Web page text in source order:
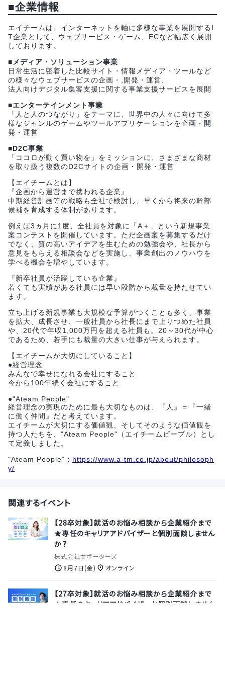
■企業情報
エイチームは、インターネットを軸に多様な事業を展開するI
T企業として、ウェブサービス・ゲーム、ECなど幅広く展開
しております。
■メディア・ソリューション事業
日常生活に密着した比較サイト・情報メディア・ツールなど
の様々なウェブサービスの企画・,開発・運営、
法人向けデジタル集客支援に関する事業支援サービスを展開
■エンターテインメント事業
「人と人のつながり」をテーマに、世界中の人々に向けて多
様なジャンルのゲームやツールアプリケーションを企画・開
発・運営
■D2C事業
「ココロが動く買い物を」をミッションに、さまざまな商材
を取り扱う複数のD2Cサイトの企画・開発・運営
【エイチームとは】
『企画から運営まで携われる企業』
中期経営計画等の戦略も全社で検討し、早くから将来の幹部
候補を育成する体制があります。
例えば3ヵ月に1度、全社員を対象に「A＋」という新規事業
案コンテストを開催しています。ただ企画案を募集するだけ
でなく、質の高いアイデアを生むための勉強会や、社長から
意見をもらえる相談会などを実施し、事業創出のノウハウを
学べる機会を増やしています。
『新卒社員が活躍している企業』
若くても実績がある社員には早い段階から裁量を持たせてい
ます。
立ち上げる新規事業も大規模な予算がつくことも多く、事業
を拡大、成長させ、一般社員から社長にまで上りつめた社員
や、20代で年収1,000万円を超える社員も。20～30代が中心
であるため、若手にも裁量の大きい仕事が与えられます。
【エイチームが大切にしていること】
●経営理念
みんなで幸せになれる会社にすること
今から100年続く会社にすること
●"Ateam People"
経営理念の実現のために最も大切なものは、『人』＝『一緒
に働く仲間』だと考えています。
エイチームが大切にする価値観、そしてそのような価値観を
持つ人たちを、"Ateam People"（エイチームピープル）とし
て定義しました。
"Ateam People"： https://www.a-tm.co.jp/about/philosoph
y/
関連するイベント
【28卒対象】就活のお悩み相談から企業紹介まで
★専任のキャリアアドバイザーと個別面談しません
か？
株式会社サポーターズ
8月7日(金)
オンライン
【27卒対象】就活のお悩み相談から企業紹介まで
★専任のキャリアアドバイザーと個別面談しません